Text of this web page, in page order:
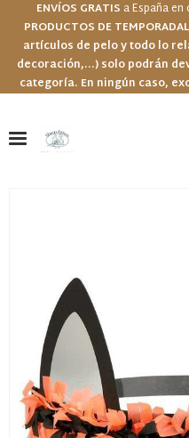
ENVÍOS GRATIS a España
PRODUCTOS DE TEMPORADA
artículos de pelo y todo lo
decoración,...) solo podrán
categoría. En ningún caso,